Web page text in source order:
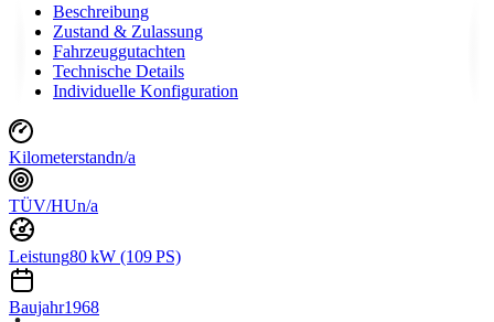
Beschreibung
Zustand & Zulassung
Fahrzeuggutachten
Technische Details
Individuelle Konfiguration
Kilometerstandn/a
TÜV/HUn/a
Leistung80 kW (109 PS)
Baujahr1968